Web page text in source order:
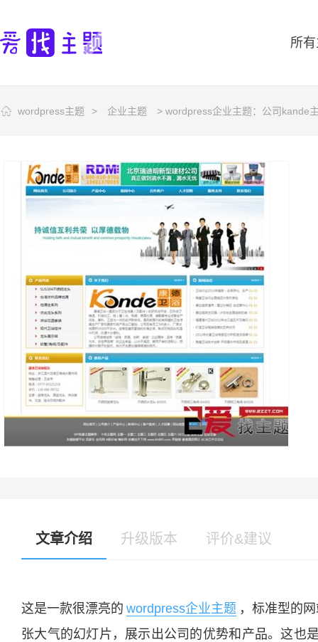
所
wordpress主题 > 企业主题 > wordpress企业主题：公司kande
文章介绍 升级版本 评价&建议
这是一款很漂亮的 wordpress企业主题 ，标准型的
张大气的幻灯片，展示出公司的优势和产品。这也